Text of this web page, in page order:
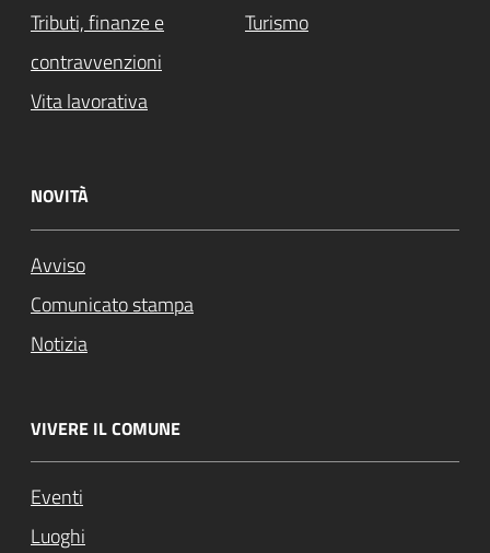
Tributi, finanze e
contravvenzioni
Turismo
Vita lavorativa
NOVITÀ
Avviso
Comunicato stampa
Notizia
VIVERE IL COMUNE
Eventi
Luoghi